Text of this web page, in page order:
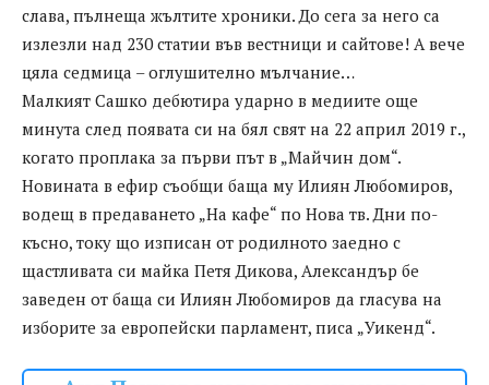
слава, пълнеща жълтите хроники. До сега за него са
излезли над 230 статии във вестници и сайтове! А вече
цяла седмица – оглушително мълчание…
Малкият Сашко дебютира ударно в медиите още
минута след появата си на бял свят на 22 април 2019 г.,
когато проплака за първи път в „Майчин дом“.
Новината в ефир съобщи баща му Илиян Любомиров,
водещ в предаването „На кафе“ по Нова тв. Дни по-
късно, току що изписан от родилното заедно с
щастливата си майка Петя Дикова, Александър бе
заведен от баща си Илиян Любомиров да гласува на
изборите за европейски парламент, писа „Уикенд“.